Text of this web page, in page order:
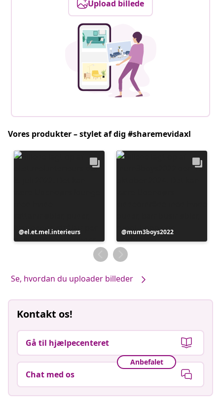
Upload billede
Vores produkter – stylet af dig #sharemevidaxl
Opslag
offentliggjort
el.et.mel.interieurs
Opslag
offentliggjort
af
mum3boys2022
Se, hvordan du uploader billeder
Kontakt os!
Gå til hjælpecenteret
Anbefalet
Chat med os